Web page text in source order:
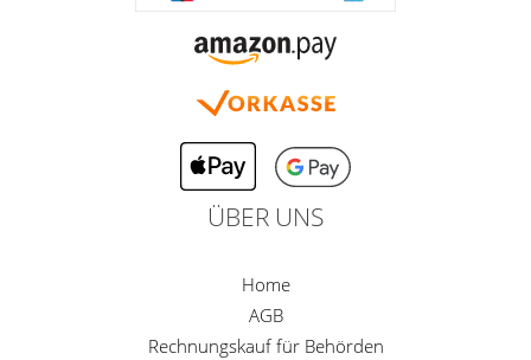
ÜBER UNS
Home
AGB
Rechnungskauf für Behörden